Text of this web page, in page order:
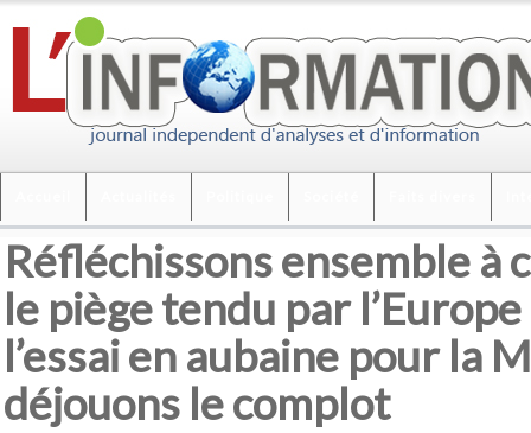
Réfléchissons ensemble à
le piège tendu par
l’essai en aubaine pour la
déjouons le complot